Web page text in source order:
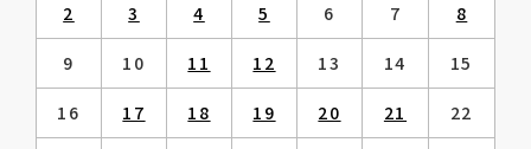
2 3 4 5 6 7 8
9 10 11 12 13 14 15
16 17 18 19 20 21 22